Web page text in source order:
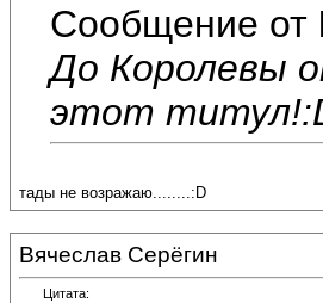
Сообщение от
До Королевы
этот
тады не возражаю........:D
Вячеслав Серёгин
Цитата: